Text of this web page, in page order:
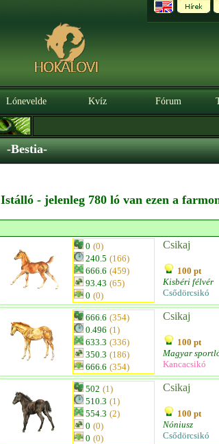
Lónevelde Kvíz Fórum
-Bestia-
Istálló - jelenleg 780 ló van ezen a
0 (0)
240.5 (166)
666.6 (459)
93.43 (65)
0 (0)
Csikaj
100 pt
Kisbéri félvér
Csődörcsikó
666.6 (354)
0.496 (1)
633.3 (336)
350.3 (186)
666.6 (354)
Csikaj
100 pt
Magyar
Kancacsikó
502 (1)
510.3 (1)
554.3 (2)
0 (0)
0 (0)
Csikaj
100 pt
Nóniusz
Csődörcsikó